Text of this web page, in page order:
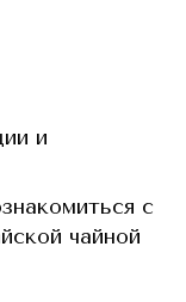
и
с
чайной